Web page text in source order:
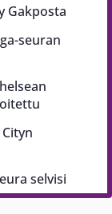
Gakposta
seuran
selvisi